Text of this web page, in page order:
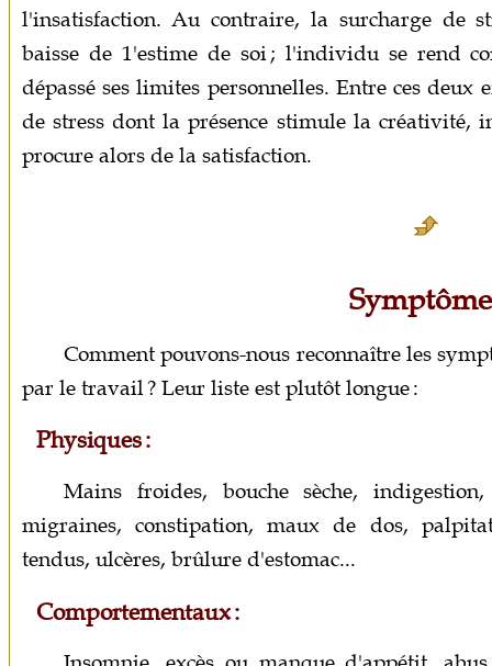
l'insatisfaction. Au contraire, la surcharge de
baisse de 1'estime de soi ; l'individu se rend
dépassé ses limites personnelles. Entre ces
de stress dont la présence stimule la créativité,
procure alors de la satisfaction.
Comment pouvons-nous reconnaître les
par le travail ? Leur liste est plutôt longue :
Physiques :
Mains froides, bouche sèche,
migraines, constipation, maux de dos,
tendus, ulcères, brûlure d'estomac...
Comportementaux :